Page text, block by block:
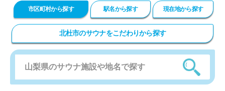
市区町村から探す 駅名から探す 現在地から探す
北杜市のサウナをこだわりから探す